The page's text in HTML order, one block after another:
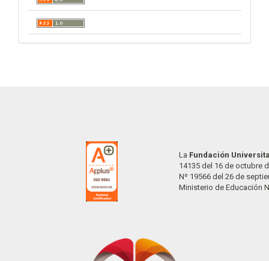
La Fundación
14135 del 16 de octubre
Nº 19566 del 26 de
Ministerio de Educación